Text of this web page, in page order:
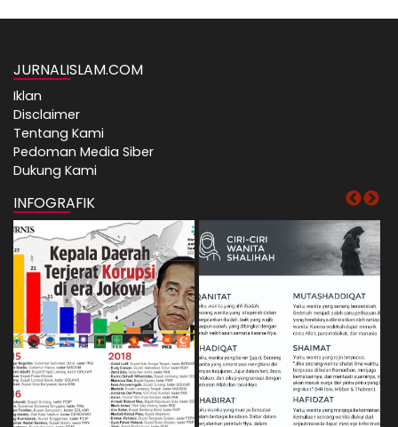
JURNALISLAM.COM
Iklan
Disclaimer
Tentang Kami
Pedoman Media Siber
Dukung Kami
INFOGRAFIK